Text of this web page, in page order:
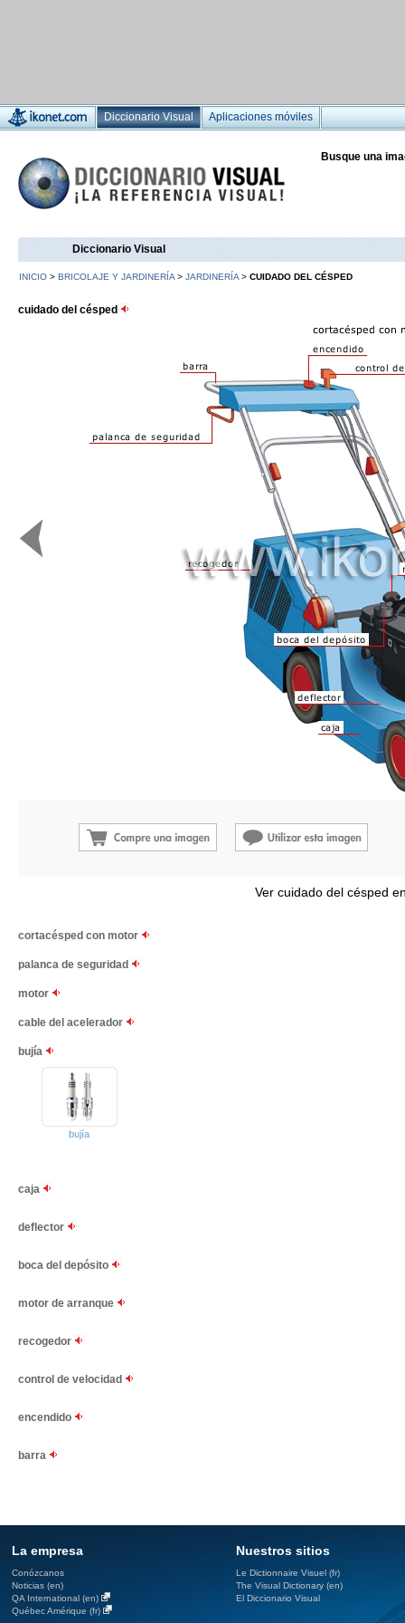
Diccionario Visual Aplicaciones móviles
Busque una
Diccionario Visual
INICIO > BRICOLAJE Y JARDINERÍA > JARDINERÍA > CUIDADO DEL CÉSPED
cuidado del césped
Ver cuidado del césped
cortacésped con motor
palanca de seguridad
motor
cable del acelerador
bujía
bujía
caja
deflector
boca del depósito
motor de arranque
recogedor
control de velocidad
encendido
barra
La empresa
Conózcanos
Noticias (en)
QA International (en)
Québec Amérique (fr)
Nuestros sitios
Le Dictionnaire Visuel (fr)
The Visual Dictionary (en)
El Diccionario Visual